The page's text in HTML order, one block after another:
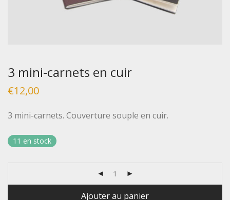
3 mini-carnets en cuir
€12,00
3 mini-carnets. Couverture souple en cuir.
11 en stock
Ajouter au panier